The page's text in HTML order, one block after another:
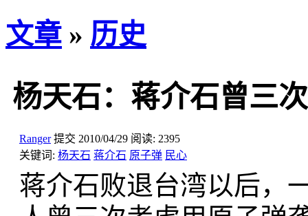
文章 » 历史
杨天石：蒋介石曾三
Ranger 提交 2010/04/29 阅读: 2395
关键词: 杨天石 蒋介石 原子弹 民心
蒋介石败退台湾以后，